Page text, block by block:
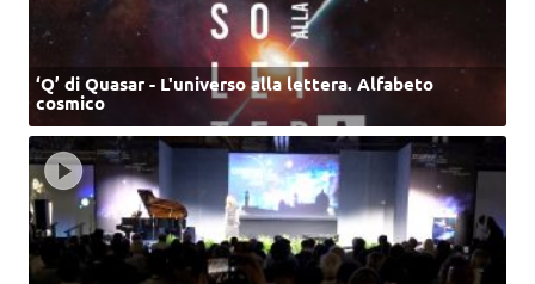
‘Q’ di Quasar - L'universo alla lettera. Alfabeto
cosmico